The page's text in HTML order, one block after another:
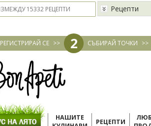
Рецепти
РЕГИСТРИРАЙ СЕ >> 2 СЪБИРАЙ ТОЧКИ >>
НАШИТЕ
РЕЦЕПТИ